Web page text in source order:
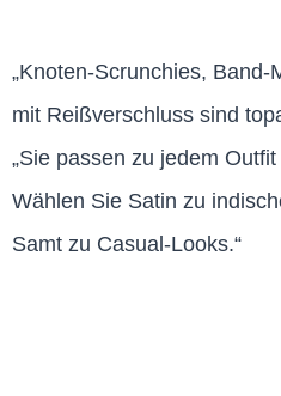
„Knoten-Scrunchies,
mit Reißverschluss sind
„Sie passen zu jedem
Wählen Sie Satin zu
Samt zu Casual-Looks.“